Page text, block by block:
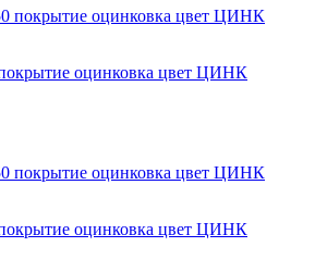
оцинковка цвет ЦИНК
оцинковка цвет ЦИНК